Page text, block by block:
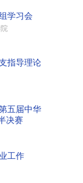
学习会
指导理论
五届中华
决赛
工作